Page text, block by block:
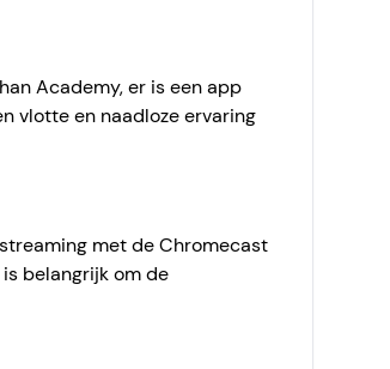
Academy, er is een app
vlotte en naadloze ervaring
met de Chromecast
belangrijk om de